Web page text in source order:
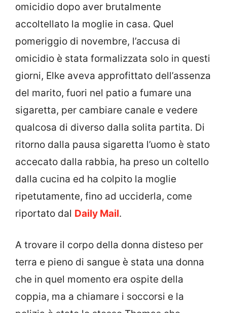
omicidio dopo aver brutalmente
accoltellato la moglie in casa. Quel
pomeriggio di novembre, l’accusa di
omicidio è stata formalizzata solo in questi
giorni, Elke aveva approfittato dell’assenza
del marito, fuori nel patio a fumare una
sigaretta, per cambiare canale e vedere
qualcosa di diverso dalla solita partita. Di
ritorno dalla pausa sigaretta l’uomo è stato
accecato dalla rabbia, ha preso un coltello
dalla cucina ed ha colpito la moglie
ripetutamente, fino ad ucciderla, come
riportato dal Daily Mail.
A trovare il corpo della donna disteso per
terra e pieno di sangue è stata una donna
che in quel momento era ospite della
coppia, ma a chiamare i soccorsi e la